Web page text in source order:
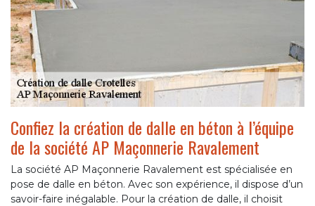
Confiez la création de dalle en béton à l’équipe
de la société AP Maçonnerie Ravalement
La société AP Maçonnerie Ravalement est spécialisée en
pose de dalle en béton. Avec son expérience, il dispose d’un
savoir-faire inégalable. Pour la création de dalle, il choisit